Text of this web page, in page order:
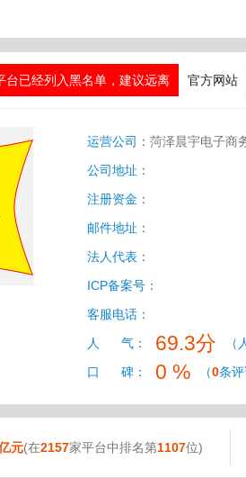
台已经列入黑名单，建议远离 官方网站
运营公司： 菏泽晨宇电子商
公司地址：
注册资金：
邮件地址：
法人代表：
ICP备案号：
客服电话：
人 气：
69.3分 （
口 碑：
0 % （0条评
元(在2157家平台中排名第1107位)